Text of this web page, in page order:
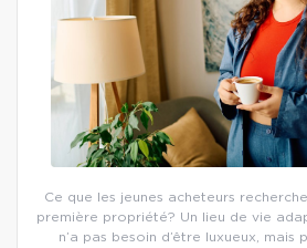
Ce que les jeunes acheteurs
première propriété? Un lieu de vie
n’a pas besoin d’être luxueux,